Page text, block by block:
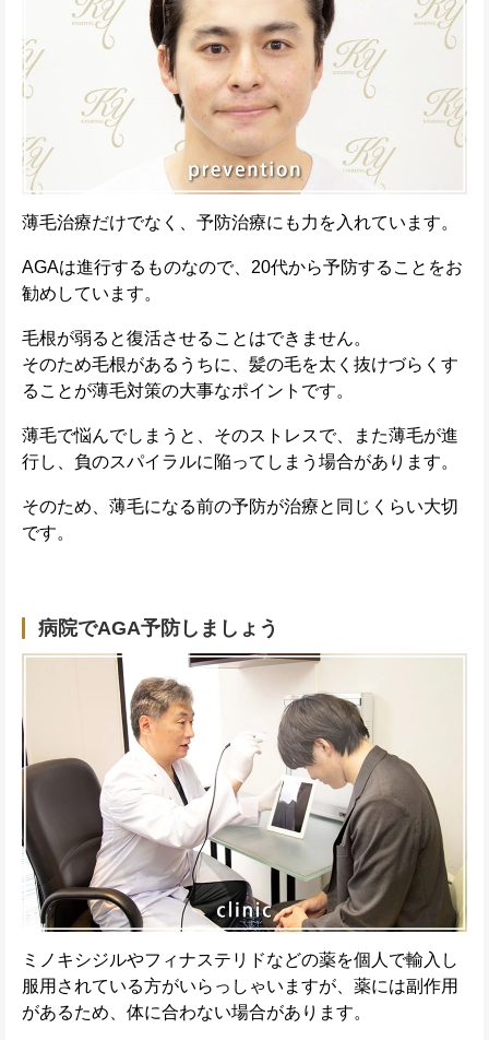
薄毛治療だけでなく、予防治療にも力を入れています。
AGAは進行するものなので、20代から予防することをお
勧めしています。
毛根が弱ると復活させることはできません。
そのため毛根があるうちに、髪の毛を太く抜けづらくす
ることが薄毛対策の大事なポイントです。
薄毛で悩んでしまうと、そのストレスで、また薄毛が進
行し、負のスパイラルに陥ってしまう場合があります。
そのため、薄毛になる前の予防が治療と同じくらい大切
です。
病院でAGA予防しましょう
ミノキシジルやフィナステリドなどの薬を個人で輸入し
服用されている方がいらっしゃいますが、薬には副作用
があるため、体に合わない場合があります。